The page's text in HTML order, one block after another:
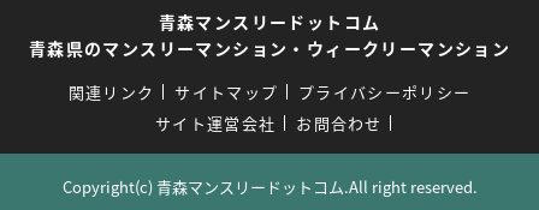
青森マンスリードットコム
青森県のマンスリーマンション・ウィークリーマンション
関連リンク サイトマップ
プライバシーポリシー
サイト運営会社
お問合わせ
Copyright(c) 青森マンスリードットコム.All right reserved.